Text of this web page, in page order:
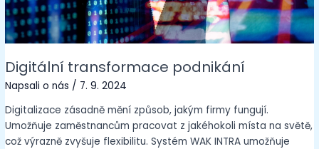
Digitální transformace podnikání
Napsali o nás / 7. 9. 2024
Digitalizace zásadně mění způsob, jakým firmy fungují.
Umožňuje zaměstnancům pracovat z jakéhokoli místa na světě,
což výrazně zvyšuje flexibilitu. Systém WAK INTRA umožňuje